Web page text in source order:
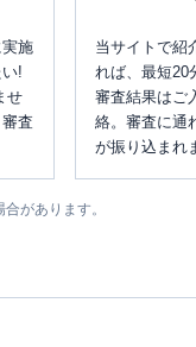
施
!
せ
査
当サイトで紹
れば、最短20
審査結果はご
絡。審査に通
が振り込まれ
があります。